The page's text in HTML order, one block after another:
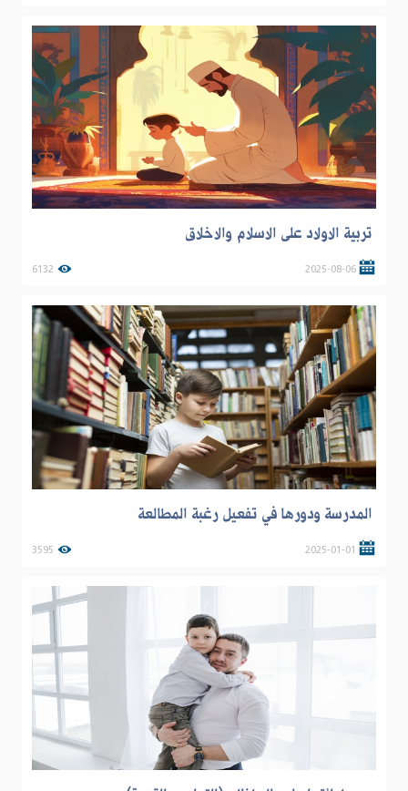
تربية الاولاد على الاسلام والاخلاق
2025-08-06
6132
المدرسة ودورها في تفعيل رغبة المطالعة
2025-01-01
3595